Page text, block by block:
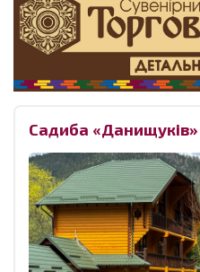
Садиба